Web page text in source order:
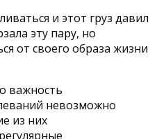
и этот груз давил
эту пару, но
от своего образа жизни
важность
невозможно
из них